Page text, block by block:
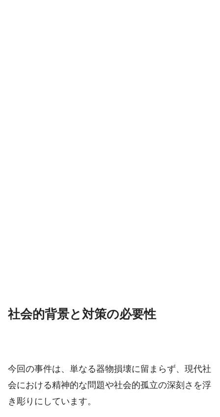
社会的背景と対策の必要性
今回の事件は、単なる器物損壊に留まらず、現代社
会における精神的な問題や社会的孤立の深刻さを浮
き彫りにしています。